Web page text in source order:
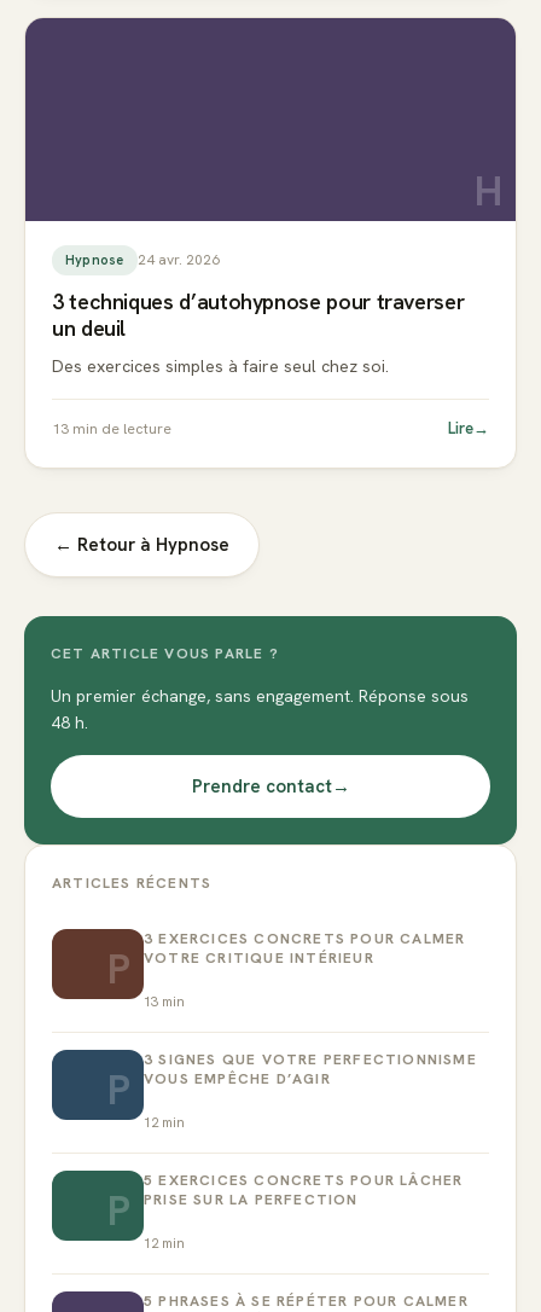
H
Hypnose 24 avr. 2026
3 techniques d’autohypnose pour traverser
un deuil
Des exercices simples à faire seul chez soi.
13 min de lecture Lire→
← Retour à Hypnose
CET ARTICLE VOUS PARLE ?
Un premier échange, sans engagement. Réponse sous
48 h.
Prendre contact→
ARTICLES RÉCENTS
P
3 EXERCICES CONCRETS POUR CALMER
VOTRE CRITIQUE INTÉRIEUR
13 min
P
3 SIGNES QUE VOTRE PERFECTIONNISME
VOUS EMPÊCHE D’AGIR
12min
P
5 EXERCICES CONCRETS POUR LÂCHER
PRISE SUR LA PERFECTION
12min
5 PHRASES À SE RÉPÉTER POUR CALMER